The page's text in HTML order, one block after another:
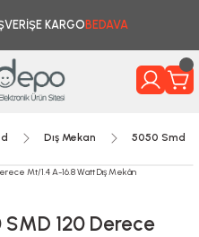
KARGO BEDAVA
Dış Mekan 5050 Smd
120 Derece